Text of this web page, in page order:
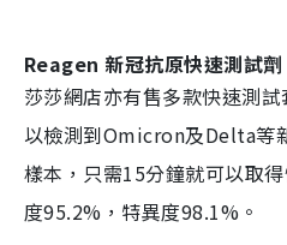
Reagen 新冠抗原快速測試劑
莎莎網店亦有售多款快速測
以檢測到Omicron及Delta等
樣本，只需15分鐘就可以取
度95.2%，特異度98.1%。